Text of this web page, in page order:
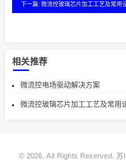
下一篇: 微流控玻璃芯片加工工艺及常用
相关推荐
微流控电场驱动解决方案
微流控玻璃芯片加工工艺及常用
© 2026. All Rights Reserved. 苏